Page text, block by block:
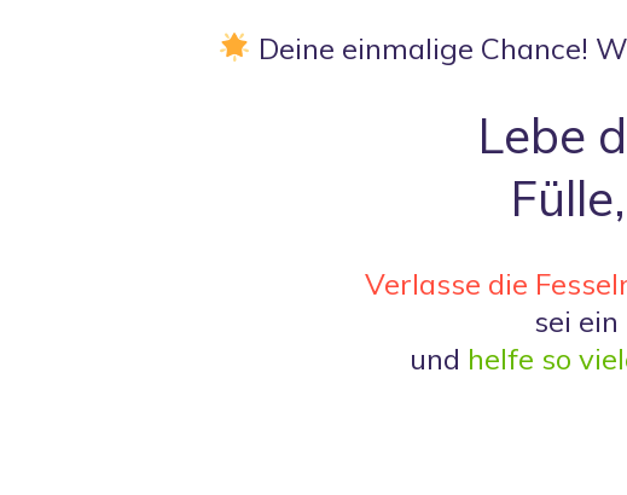
Deine einmalige Chance!
Lebe
Verlasse die
sei
und helfe so